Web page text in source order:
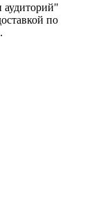
аудиторий"
по